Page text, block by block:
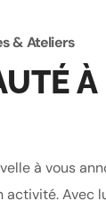
& Ateliers
à vous
Avec